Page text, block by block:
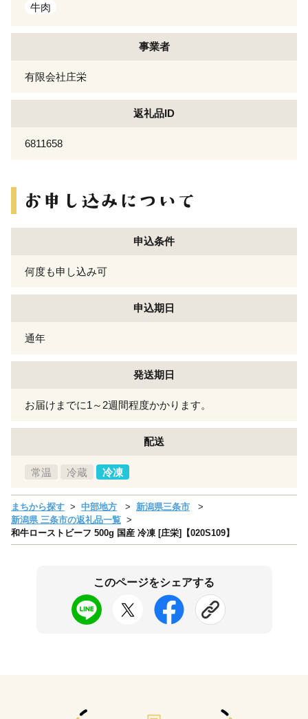
牛肉
事業者
有限会社庄栄
返礼品ID
6811658
申込条件
何度も申し込み可
申込期日
通年
発送期日
お届けまでに1～2週間程度かかります。
配送
常温 冷蔵 冷凍
まちから探す 中部地方
新潟県三条市
新潟県 三条市の返礼品一覧
和牛ローストビーフ 500g 国産 冷凍 [庄栄]【020S109】
このページをシェアする